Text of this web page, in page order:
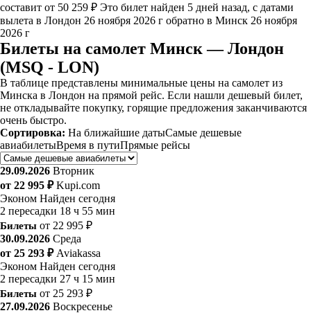
составит от 50 259 ₽ Это билет найден 5 дней назад, с датами
вылета в Лондон 26 ноября 2026 г обратно в Минск 26 ноября
2026 г
Билеты на самолет Минск — Лондон
(MSQ - LON)
В таблице представлены минимальные цены на самолет из
Минска в Лондон на прямой рейс. Если нашли дешевый билет,
не откладывайте покупку, горящие предложения заканчиваются
очень быстро.
Сортировка: На ближайшие датыСамые дешевые
авиабилетыВремя в путиПрямые рейсы
29.09.2026 Вторник
от 22 995 ₽ Kupi.com
Эконом Найден сегодня
2 пересадки 18 ч 55 мин
Билеты от 22 995 ₽
30.09.2026 Среда
от 25 293 ₽ Aviakassa
Эконом Найден сегодня
2 пересадки 27 ч 15 мин
Билеты от 25 293 ₽
27.09.2026 Воскресенье